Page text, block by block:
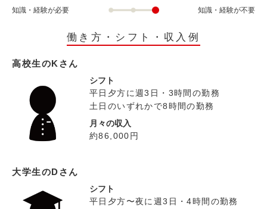
知識・経験が必要 知識・経験が不要
働き方・シフト・収入例
高校生のKさん
シフト
平日夕方に週3日・3時間の勤務
土日のいずれかで8時間の勤務
月々の収入
約86,000円
大学生のDさん
シフト
平日夕方〜夜に週3日・4時間の勤務